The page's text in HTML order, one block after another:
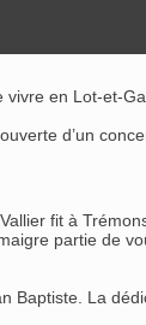
en Lot-et-
d’un
fit à
partie de
Baptiste. La